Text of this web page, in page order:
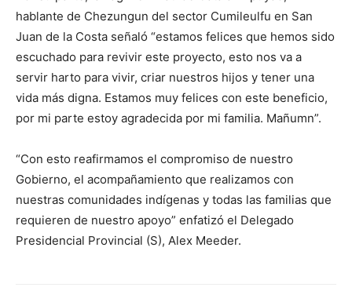
hablante de Chezungun del sector Cumileulfu en San
Juan de la Costa señaló “estamos felices que hemos sido
escuchado para revivir este proyecto, esto nos va a
servir harto para vivir, criar nuestros hijos y tener una
vida más digna. Estamos muy felices con este beneficio,
por mi parte estoy agradecida por mi familia. Mañumn”.
“Con esto reafirmamos el compromiso de nuestro
Gobierno, el acompañamiento que realizamos con
nuestras comunidades indígenas y todas las familias que
requieren de nuestro apoyo” enfatizó el Delegado
Presidencial Provincial (S), Alex Meeder.